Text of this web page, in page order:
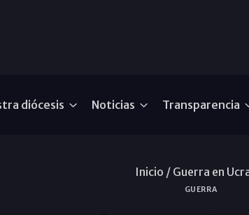
diócesis Noticias Transparencia
Inicio / Guerra en
GUERRA